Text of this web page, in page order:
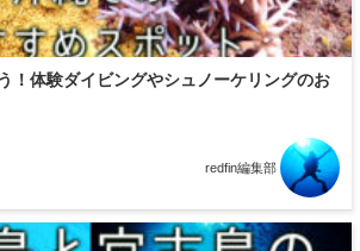
！体験ダイビングやシュノーケリングのお
redfin編集部